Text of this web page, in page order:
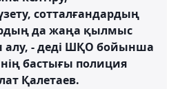
сотталғандардың
да жаңа қылмыс
- деді ШҚО бойынша
бастығы полиция
Қалетаев.